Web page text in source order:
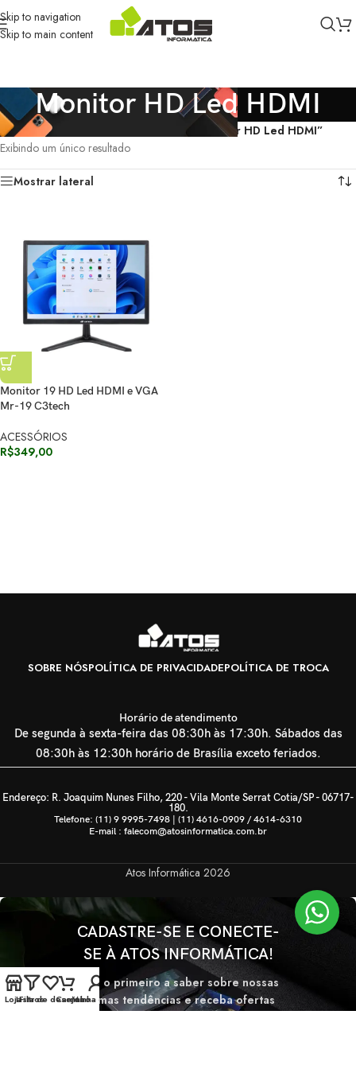
Skip to navigation
Skip to main content
Monitor HD Led HDMI
Início/ Produtos marcados com a tag “Monitor HD Led HDMI”
Exibindo um único resultado
Mostrar lateral
Monitor 19 HD Led HDMI e VGA
Mr-19 C3tech
ACESSÓRIOS
R$349,00
SOBRE NÓSPOLÍTICA DE PRIVACIDADEPOLÍTICA DE TROCA
Horário de atendimento
De segunda à sexta-feira das 08:30h às 17:30h. Sábados das
08:30h às 12:30h horário de Brasília exceto feriados.
Endereço: R. Joaquim Nunes Filho, 220 - Vila Monte Serrat Cotia/SP - 06717-
180.
Telefone: (11) 9 9995-7498 | (11) 4616-0909 / 4614-6310
E-mail : falecom@atosinformatica.com.br
Atos Informática 2026
CADASTRE-SE E CONECTE-
SE À ATOS INFORMÁTICA!
Seja o primeiro a saber sobre nossas
últimas tendências e receba ofertas
LojaFiltros
Lista de desejos
CarrinhoMinha conta